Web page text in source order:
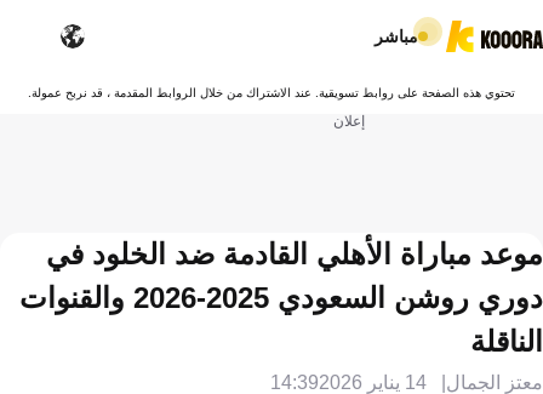
مباشر
تحتوي هذه الصفحة على روابط تسويقية. عند الاشتراك من خلال الروابط المقدمة ، قد نربح عمولة.
إعلان
موعد مباراة الأهلي القادمة ضد الخلود في
دوري روشن السعودي 2025-2026 والقنوات
الناقلة
معتز الجمال 14 يناير 2026 14:39